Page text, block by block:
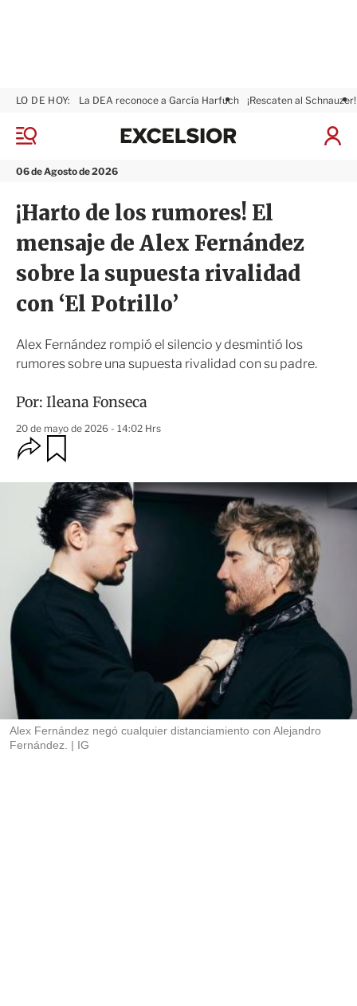
M
n
06 de Agosto de 2026
LO DE HOY: La DEA reconoce a García Harfuch ¡Rescaten al Schnauzer!
I
x
i
r
¡Harto de los rumores! El
mensaje de Alex Fernández
sobre la supuesta rivalidad
con ‘El Potrillo’
Alex Fernández rompió el silencio y desmintió los
rumores sobre una supuesta rivalidad con su padre.
Por: Ileana Fonseca
20 de mayo de 2026 - 14:02 Hrs
O
p
i
o
n
e
s
d
e
r
d
a
r
Alex Fernández negó cualquier distanciamiento con Alejandro
Fernández.
IG